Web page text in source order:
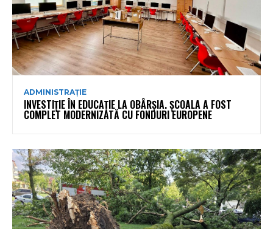
ADMINISTRAȚIE
INVESTIȚIE ÎN EDUCAȚIE LA OBÂRȘIA. ȘCOALA A FOST
COMPLET MODERNIZATĂ CU FONDURI EUROPENE